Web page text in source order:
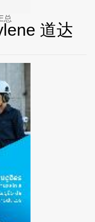
总
道达